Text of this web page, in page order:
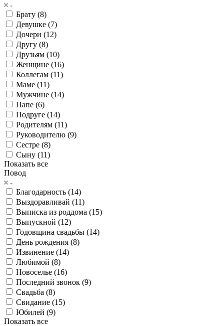
Брату (8)
Девушке (7)
Дочери (12)
Другу (8)
Друзьям (10)
Женщине (16)
Коллегам (11)
Маме (11)
Мужчине (14)
Папе (6)
Подруге (14)
Родителям (11)
Руководителю (9)
Сестре (8)
Сыну (11)
Показать все
Повод
Благодарность (14)
Выздоравливай (11)
Выписка из роддома (15)
Выпускной (12)
Годовщина свадьбы (14)
День рождения (8)
Извинение (14)
Любимой (8)
Новоселье (16)
Последний звонок (9)
Свадьба (8)
Свидание (15)
Юбилей (9)
Показать все